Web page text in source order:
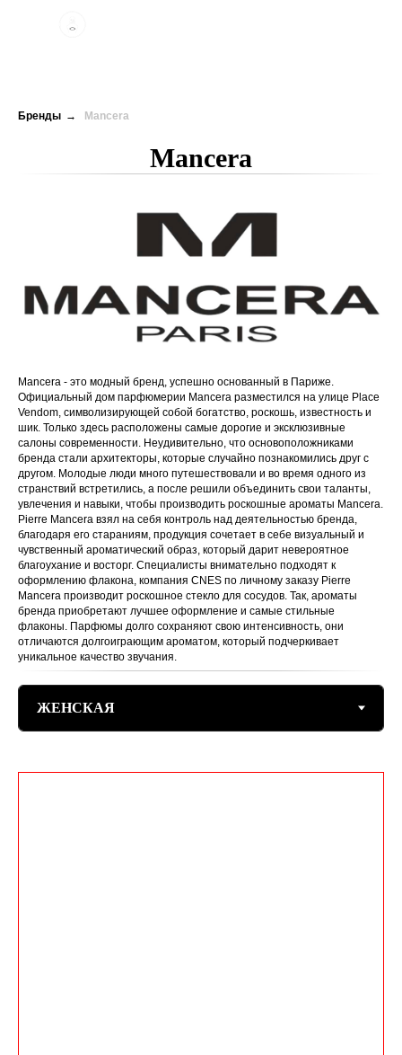
Бренды → Mancera
Mancera
Mancera - это модный бренд, успешно основанный в Париже.
Официальный дом парфюмерии Mancera разместился на улице Place
Vendom, символизирующей собой богатство, роскошь, известность и
шик. Только здесь расположены самые дорогие и эксклюзивные
салоны современности. Неудивительно, что основоположниками
бренда стали архитекторы, которые случайно познакомились друг с
другом. Молодые люди много путешествовали и во время одного из
странствий встретились, а после решили объединить свои таланты,
увлечения и навыки, чтобы производить роскошные ароматы Mancera.
Pierre Mancera взял на себя контроль над деятельностью бренда,
благодаря его стараниям, продукция сочетает в себе визуальный и
чувственный ароматический образ, который дарит невероятное
благоухание и восторг. Специалисты внимательно подходят к
оформлению флакона, компания CNES по личному заказу Pierre
Mancera производит роскошное стекло для сосудов. Так, ароматы
бренда приобретают лучшее оформление и самые стильные
флаконы. Парфюмы долго сохраняют свою интенсивность, они
отличаются долгоиграющим ароматом, который подчеркивает
уникальное качество звучания.